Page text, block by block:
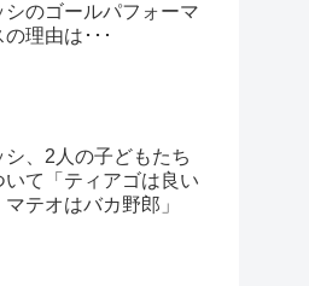
シのゴールパフォーマ
の理由は･･･
シ、2人の子どもたち
いて「ティアゴは良い
マテオはバカ野郎」